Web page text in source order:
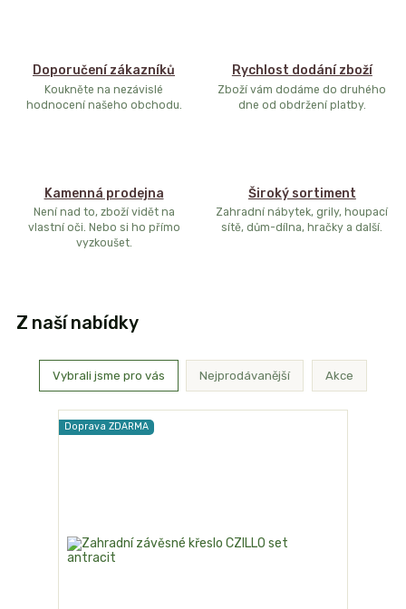
Doporučení zákazníků
Koukněte na nezávislé
hodnocení našeho obchodu.
Rychlost dodání zboží
Zboží vám dodáme do druhého
dne od obdržení platby.
Kamenná prodejna
Není nad to, zboží vidět na
vlastní oči. Nebo si ho přímo
vyzkoušet.
Široký sortiment
Zahradní nábytek, grily, houpací
sítě, dům-dílna, hračky a další.
Z naší nabídky
Vybrali jsme pro vás Nejprodávanější Akce
Doprava ZDARMA